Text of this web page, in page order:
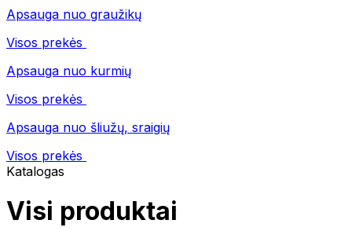
Apsauga nuo graužikų
Visos prekės
Apsauga nuo kurmių
Visos prekės
Apsauga nuo šliužų, sraigių
Visos prekės
Katalogas
Visi produktai